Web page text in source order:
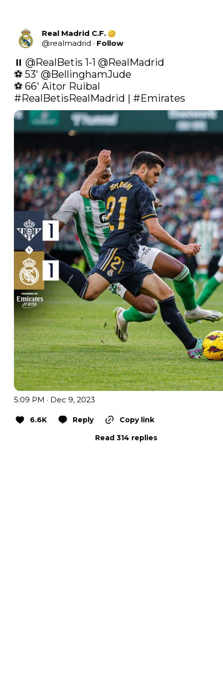
Real Madrid C.F.
@realmadrid · Follow
⏸️ @RealBetis 1-1 @RealMadrid
⚽ 53' @BellinghamJude
#RealBetisRealMadrid | #Emirates
5:09 PM · Dec 9, 2023
6.6K Reply
Copy link
Read 314 replies